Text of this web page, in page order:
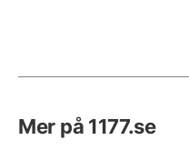
Mer på 1177.se